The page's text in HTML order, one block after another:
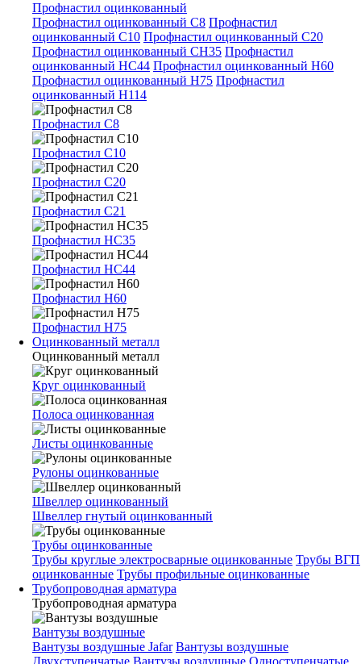
Профнастил оцинкованный
Профнастил оцинкованный С8 Профнастил
оцинкованный С10 Профнастил оцинкованный С20
Профнастил оцинкованный СН35 Профнастил
оцинкованный НС44 Профнастил оцинкованный Н60
Профнастил оцинкованный Н75 Профнастил
оцинкованный Н114
Профнастил С8
Профнастил С10
Профнастил С20
Профнастил С21
Профнастил НС35
Профнастил НС44
Профнастил Н60
Профнастил Н75
Оцинкованный металл
Оцинкованный металл
Круг оцинкованный
Полоса оцинкованная
Листы оцинкованные
Рулоны оцинкованные
Швеллер оцинкованный
Швеллер гнутый оцинкованный
Трубы оцинкованные
Трубы круглые электросварные оцинкованные Трубы ВГП
оцинкованные Трубы профильные оцинкованные
Трубопроводная арматура
Трубопроводная арматура
Вантузы воздушные
Вантузы воздушные Jafar Вантузы воздушные
Двухступенчатые Вантузы воздушные Одноступенчатые